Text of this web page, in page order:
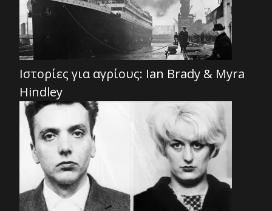
Ιστορίες για αγρίους: Ian Brady & Myra
Hindley